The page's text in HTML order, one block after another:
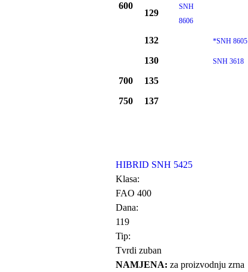
600
129
SNH
8606
132 *SNH 8605
130 SNH 3618
700 135
750 137
HIBRID SNH 5425
Klasa:
FAO 400
Dana:
119
Tip:
Tvrdi zuban
NAMJENA: za proizvodnju zrna